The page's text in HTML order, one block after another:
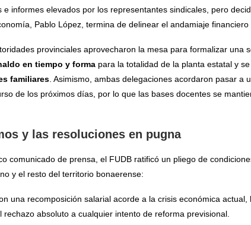
informes elevados por los representantes sindicales, pero
Pablo López, termina de delinear el andamiaje financiero
provinciales aprovecharon la mesa para formalizar una
en tiempo y formapara la totalidad de la planta estatal y
familiares. Asimismo, ambas delegaciones acordaron pasar a
de los próximos días, por lo que las bases docentes se
y las resoluciones en pugna
comunicado de prensa, el FUDB ratificó un pliego de
y el resto del territorio bonaerense:
una recomposición salarial acorde a la crisis económica actual,
rechazo absoluto a cualquier intento de reforma previsional.